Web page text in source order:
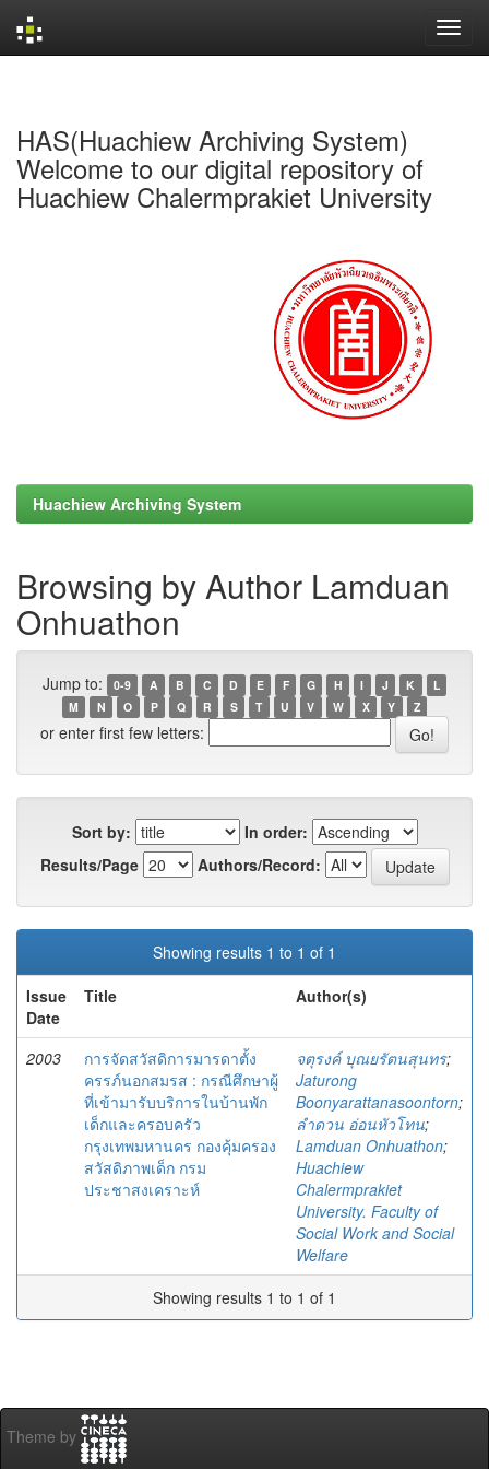
HAS(Huachiew Archiving System)
Welcome to our digital repository of
Huachiew Chalermprakiet University
Huachiew Archiving System
Browsing by Author Lamduan
Onhuathon
Jump to: 0-9 A B C D E F G H I J K
L
M
N O P Q R S T U V W X Y Z
or enter first few letters:
Sort by:
In order:
Results/Page
Authors/Record:
Showing results 1 to 1 of 1
Issue
Date
Title Author(s)
2003
การจัดสวัสดิการมารดาตั้ง
ครรภ์นอกสมรส : กรณีศึกษาผู้
ที่เข้ามารับบริการในบ้านพัก
เด็กและครอบครัว
กรุงเทพมหานคร กองคุ้มครอง
สวัสดิภาพเด็ก กรม
ประชาสงเคราะห์
จตุรงค์ บุณยรัตนสุนทร;
Jaturong
Boonyarattanasoontorn;
ลำดวน อ่อนหัวโทน;
Lamduan Onhuathon;
Huachiew
Chalermprakiet
University. Faculty of
Social Work and Social
Welfare
Showing results 1 to 1 of 1
Theme by